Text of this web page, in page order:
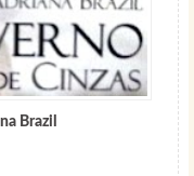
Brazil